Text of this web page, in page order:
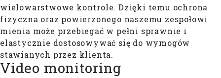
wielowarstwowe kontrole. Dzięki temu ochrona
fizyczna oraz powierzonego naszemu zespołowi
mienia może przebiegać w pełni sprawnie i
elastycznie dostosowywać się do wymogów
stawianych przez klienta.
Video monitoring